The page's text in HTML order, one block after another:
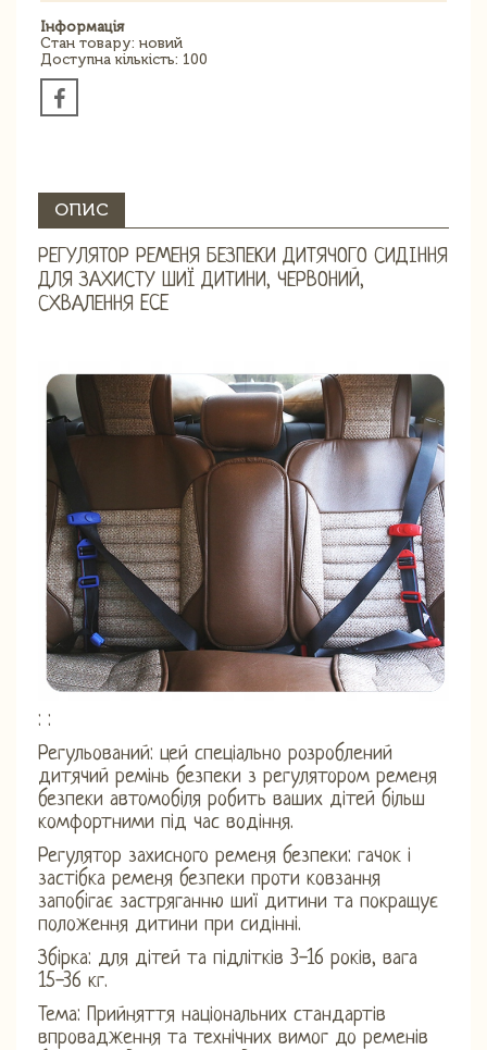
Інформація
Стан товару: новий
Доступна кількість: 100
ОПИС
РЕГУЛЯТОР РЕМЕНЯ БЕЗПЕКИ ДИТЯЧОГО СИДІННЯ
ДЛЯ ЗАХИСТУ ШИЇ ДИТИНИ, ЧЕРВОНИЙ,
СХВАЛЕННЯ ECE
: :
Регульований: цей спеціально розроблений
дитячий ремінь безпеки з регулятором ременя
безпеки автомобіля робить ваших дітей більш
комфортними під час водіння.
Регулятор захисного ременя безпеки: гачок і
застібка ременя безпеки проти ковзання
запобігає застряганню шиї дитини та покращує
положення дитини при сидінні.
Збірка: для дітей та підлітків 3-16 років, вага
15-36 кг.
Тема: Прийняття національних стандартів
впровадження та технічних вимог до ременів